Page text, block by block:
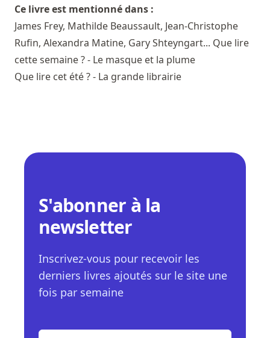
Ce livre est mentionné dans :
James Frey, Mathilde Beaussault, Jean-Christophe
Rufin, Alexandra Matine, Gary Shteyngart... Que lire
cette semaine ? - Le masque et la plume
Que lire cet été ? - La grande librairie
S'abonner à la
newsletter
Inscrivez-vous pour recevoir les
derniers livres ajoutés sur le site une
fois par semaine